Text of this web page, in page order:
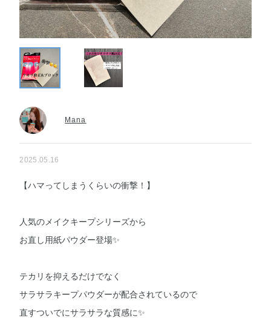
Mana
2025.05.16
【ハマってしまうくらいの衝撃！】
人気のメイクキープシリーズから
お直し用紙パウダー登場✨
テカリを抑えるだけでなく
サラサラキープパウダーが配合されているので
直すついでにサラサラな質感に✨